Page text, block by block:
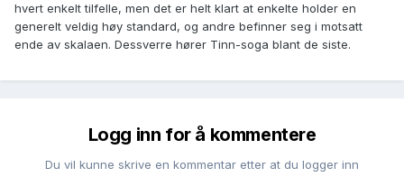
hvert enkelt tilfelle, men det er helt klart at enkelte holder en
generelt veldig høy standard, og andre befinner seg i motsatt
ende av skalaen. Dessverre hører Tinn-soga blant de siste.
Logg inn for å kommentere
Du vil kunne skrive en kommentar etter at du logger inn